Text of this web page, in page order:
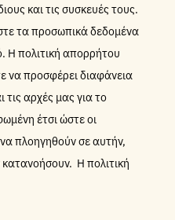
και τις συσκευές τους.
τα προσωπικά δεδομένα
Η πολιτική απορρήτου
να προσφέρει διαφάνεια
τις αρχές μας για το
έτσι ώστε οι
πλοηγηθούν σε αυτήν,
Η πολιτική